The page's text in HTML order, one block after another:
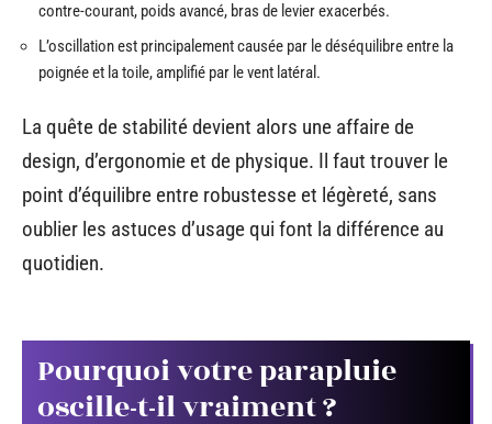
contre-courant, poids avancé, bras de levier exacerbés.
L’oscillation est principalement causée par le déséquilibre entre la
poignée et la toile, amplifié par le vent latéral.
La quête de stabilité devient alors une affaire de
design, d’ergonomie et de physique. Il faut trouver le
point d’équilibre entre robustesse et légèreté, sans
oublier les astuces d’usage qui font la différence au
quotidien.
Pourquoi votre parapluie
oscille-t-il vraiment ?